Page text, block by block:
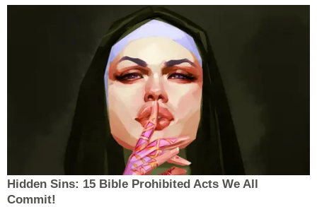
Hidden Sins: 15 Bible Prohibited Acts We All
Commit!